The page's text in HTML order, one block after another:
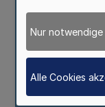
In Kraft Seit
Nur
Alle Cookies